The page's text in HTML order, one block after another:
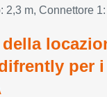
2,3 m, Connettore
per